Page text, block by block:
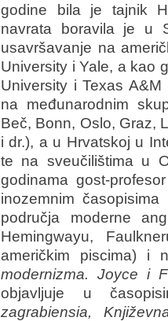
godine bila je tajnik
navrata boravila je u
usavršavanje na
University i Yale, a kao
University i Texas
na međunarodnim
Beč, Bonn, Oslo, Graz,
i dr.), a u Hrvatskoj u
te na sveučilištima u
godinama gost-
inozemnim
područja moderne
Hemingwayu,
američkim piscima) i
modernizma. Joyce i
objavljuje u
zagrabiensia,